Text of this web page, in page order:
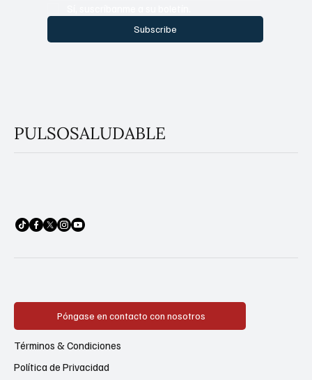
Subscribe
PULSOSALUDABLE
Póngase en contacto con nosotros
Política de Privacidad
Términos & Condiciones